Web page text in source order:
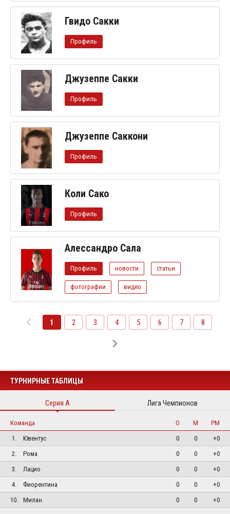
Гвидо Сакки
Профиль
Джузеппе Сакки
Профиль
Джузеппе Саккони
Профиль
Коли Сако
Профиль
Алессандро Сала
Профиль новости статьи
фотографии видео
1 2 3 4 5 6 7 8
ТУРНИРНЫЕ ТАБЛИЦЫ
Серия А Лига Чемпионов
Команда О М
РМ
1.
Ювентус 0 0
+0
2.
Рома 0 0
+0
3.
Лацио 0 0
+0
4.
Фиорентина 0 0
+0
10.
Милан 0 0 +0